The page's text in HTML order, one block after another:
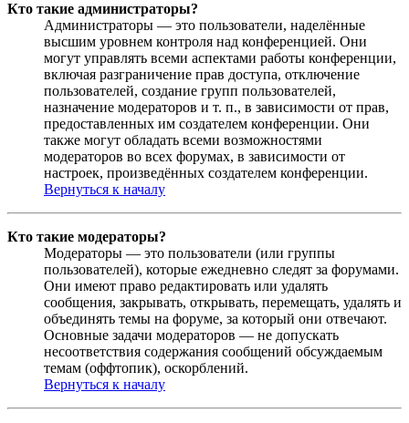
Кто такие администраторы?
Администраторы — это пользователи, наделённые
высшим уровнем контроля над конференцией. Они
могут управлять всеми аспектами работы конференции,
включая разграничение прав доступа, отключение
пользователей, создание групп пользователей,
назначение модераторов и т. п., в зависимости от прав,
предоставленных им создателем конференции. Они
также могут обладать всеми возможностями
модераторов во всех форумах, в зависимости от
настроек, произведённых создателем конференции.
Вернуться к началу
Кто такие модераторы?
Модераторы — это пользователи (или группы
пользователей), которые ежедневно следят за форумами.
Они имеют право редактировать или удалять
сообщения, закрывать, открывать, перемещать, удалять и
объединять темы на форуме, за который они отвечают.
Основные задачи модераторов — не допускать
несоответствия содержания сообщений обсуждаемым
темам (оффтопик), оскорблений.
Вернуться к началу